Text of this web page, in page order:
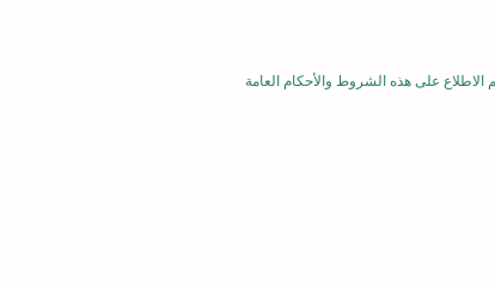
على هذه الشروط والأحكام العامة